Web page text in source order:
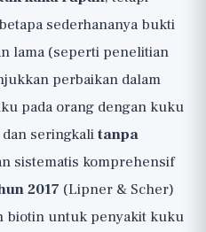
sederhananya bukti
lama (seperti penelitian
perbaikan dalam
pada orang dengan kuku
seringkalitanpa
sistematis komprehensif
2017 (Lipner & Scher)
biotin untuk penyakit kuku